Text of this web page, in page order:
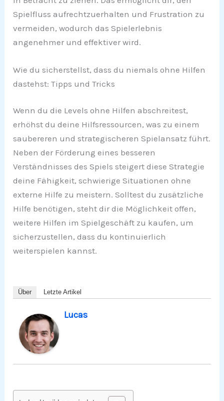
Spielfluss aufrechtzuerhalten und Frustration zu
vermeiden, wodurch das Spielerlebnis
angenehmer und effektiver wird.
Wie du sicherstellst, dass du niemals ohne Hilfen
dastehst: Tipps und Tricks
Wenn du die Levels ohne Hilfen abschreitest,
erhöhst du deine Hilfsressourcen, was zu einem
saubereren und strategischeren Spielansatz führt.
Neben der Förderung eines besseren
Verständnisses des Spiels steigert diese Strategie
deine Fähigkeit, schwierige Situationen ohne
externe Hilfe zu meistern. Solltest du zusätzliche
Hilfe benötigen, steht dir die Möglichkeit offen,
weitere Hilfen im Spielgeschäft zu kaufen, um
sicherzustellen, dass du kontinuierlich
weiterspielen kannst.
Über Letzte Artikel
Lucas